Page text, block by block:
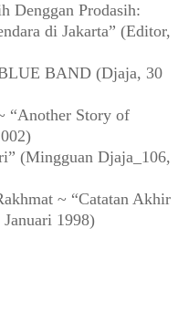
Denggan Prodasih:
di Jakarta” (Editor,
BAND (Djaja, 30
“Another Story of
(Mingguan Djaja_106,
~ “Catatan Akhir
1998)